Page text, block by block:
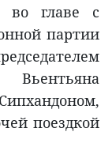
во главе с
партии
Вьентьяна
поездкой